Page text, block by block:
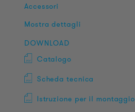
Accessori
Mostra dettagli
DOWNLOAD
Catalogo
Scheda tecnica
Istruzione per il montaggio